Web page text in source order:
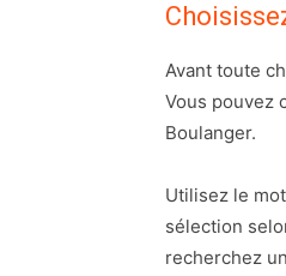
Avant toute
Vous pouvez
Boulanger.
Utilisez le
sélection
recherchez